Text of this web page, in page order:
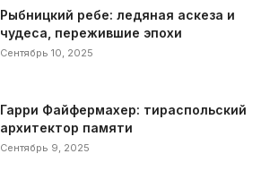
Рыбницкий ребе: ледяная аскеза и
чудеса, пережившие эпохи
Сентябрь 10, 2025
Гарри Файфермахер: тираспольский
архитектор памяти
Сентябрь 9, 2025